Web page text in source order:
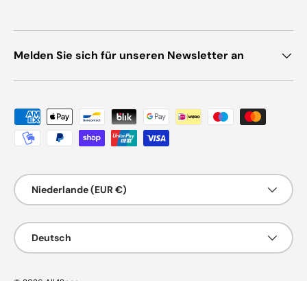
Melden Sie sich für unseren Newsletter an
Zahlungsmethoden
Land/Region
Niederlande (EUR €)
Sprache
Deutsch